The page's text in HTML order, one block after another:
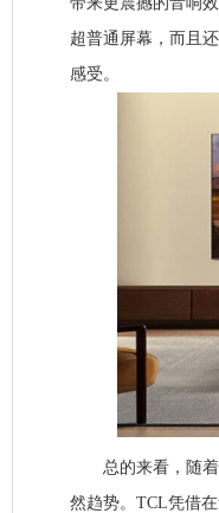
超普通屏幕，而且
感受。
总的来看，随着
然趋势。TCL凭借